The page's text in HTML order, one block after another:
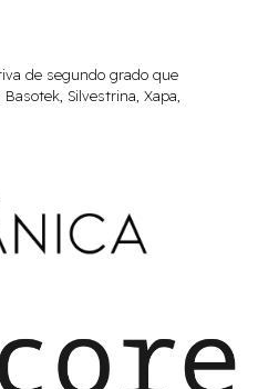
de segundo grado que
Silvestrina, Xapa,